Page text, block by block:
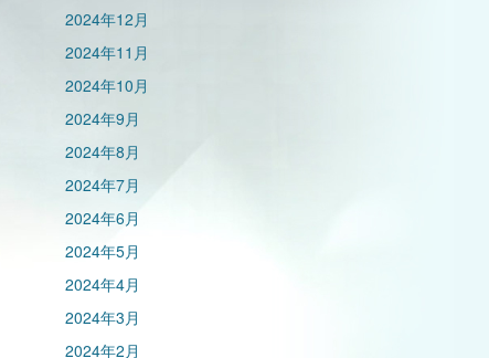
2024年12月
2024年11月
2024年10月
2024年9月
2024年8月
2024年7月
2024年6月
2024年5月
2024年4月
2024年3月
2024年2月